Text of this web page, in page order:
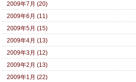
2009年7月 (20)
2009年6月 (11)
2009年5月 (15)
2009年4月 (13)
2009年3月 (12)
2009年2月 (13)
2009年1月 (22)